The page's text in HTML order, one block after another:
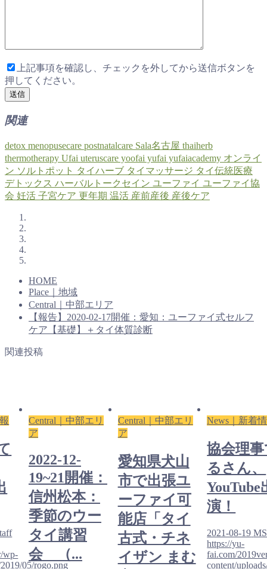
上記事項を確認し、チェックを外してから送信ボタンを
押してください。
関連
detox menopusecare postnatalcare Sala名古屋 thaiherb
thermotherapy Ufai uteruscare yoofai yufai yufaiacademy オンライ
ン ソルトポット タイハーブ タイマッサージ タイ伝統医療
デトックス ハーバルトークセイン ユーファイ ユーファイ協
会 妊活 子宮ケア 更年期 温活 産前産後 産後ケア
HOME
Place｜地域
Central｜中部エリア
【報告】2020-02-17開催：愛知：ユーファイ式セルフ
ケア【基礎】＋タイ体質診断
関連投稿
wp-
05/rogo.png
Central｜中部エリ
ア
2022-12-
19~21開催：
信州松本：
季節のウー
タイ講習
会 （...
Central｜中部エリ
ア
愛知県犬山
市で出張ユ
ーファイ可
能店「タイ
古式・チネ
イザン まむ
News｜新着
協会理
るさん、
YouTube
演！
2021-08-19
https://yu-
fai.com/
content/